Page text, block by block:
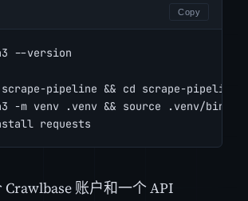
Copy
--version
pipeline && cd scrape-pipeline
-m venv .venv && source .venv/bin/
requests
账户和一个 API